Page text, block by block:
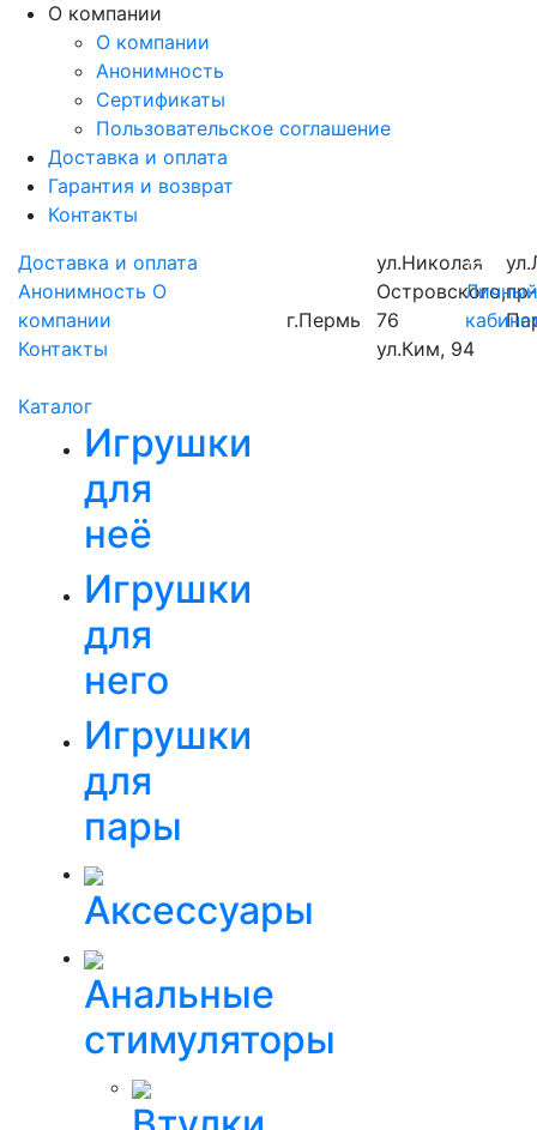
О компании
О компании
Анонимность
Сертификаты
Пользовательское соглашение
Доставка и оплата
Гарантия и возврат
Контакты
Доставка и оплата
Анонимность О
компании
Контакты
г.Пермь
ул.Николая
Островского,
76
ул.Ким, 94
Каталог
Игрушки
для
неё
Игрушки
для
него
Игрушки
для
пары
Аксессуары
Анальные
стимуляторы